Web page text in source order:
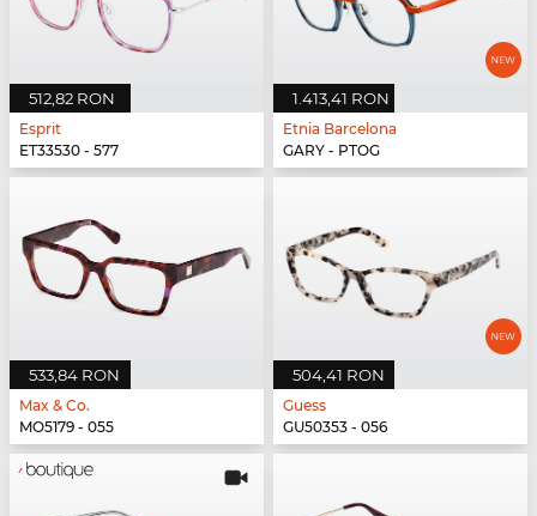
512,82 RON
Esprit
ET33530 - 577
1.413,41 RON
Etnia Barcelona
GARY - PTOG
533,84 RON
Max & Co.
MO5179 - 055
504,41 RON
Guess
GU50353 - 056